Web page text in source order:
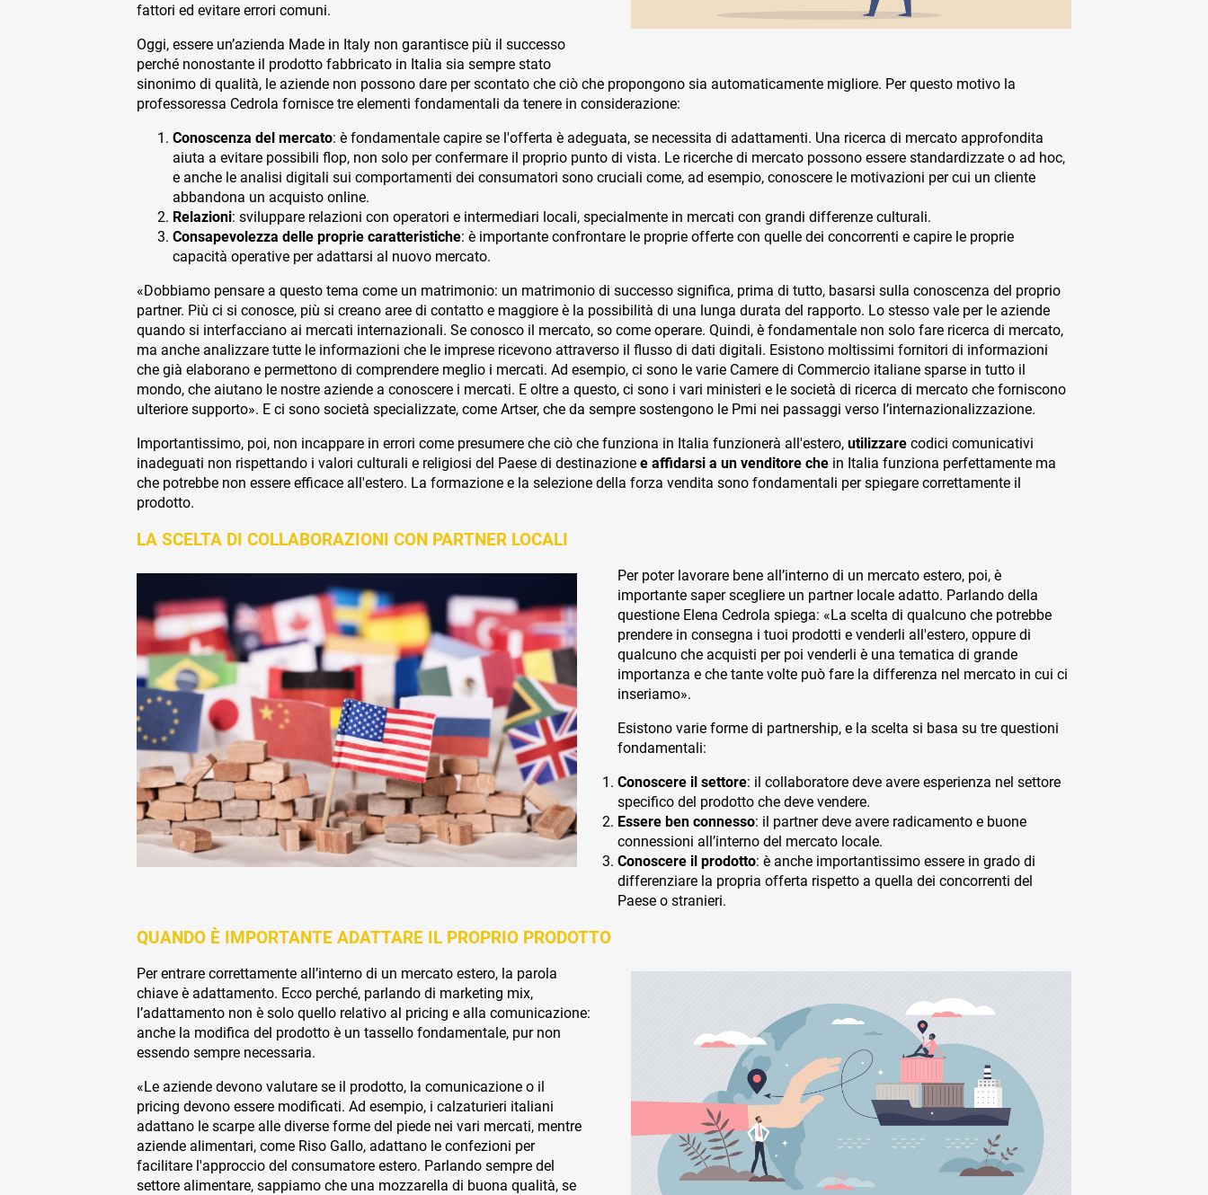
fattori ed evitare errori comuni.
Oggi, essere un’azienda Made in Italy non garantisce più il successo
perché nonostante il prodotto fabbricato in Italia sia sempre stato
sinonimo di qualità, le aziende non possono dare per scontato che ciò che propongono sia automaticamente migliore. Per questo motivo la
professoressa Cedrola fornisce tre elementi fondamentali da tenere in considerazione:
Conoscenza del mercato: è fondamentale capire se l'offerta è adeguata, se necessita di adattamenti. Una ricerca di mercato approfondita
aiuta a evitare possibili flop, non solo per confermare il proprio punto di vista. Le ricerche di mercato possono essere standardizzate o ad hoc,
e anche le analisi digitali sui comportamenti dei consumatori sono cruciali come, ad esempio, conoscere le motivazioni per cui un cliente
abbandona un acquisto online.
Relazioni: sviluppare relazioni con operatori e intermediari locali, specialmente in mercati con grandi differenze culturali.
Consapevolezza delle proprie caratteristiche: è importante confrontare le proprie offerte con quelle dei concorrenti e capire le proprie
capacità operative per adattarsi al nuovo mercato.
«Dobbiamo pensare a questo tema come un matrimonio: un matrimonio di successo significa, prima di tutto, basarsi sulla conoscenza del proprio
partner. Più ci si conosce, più si creano aree di contatto e maggiore è la possibilità di una lunga durata del rapporto. Lo stesso vale per le aziende
quando si interfacciano ai mercati internazionali. Se conosco il mercato, so come operare. Quindi, è fondamentale non solo fare ricerca di mercato,
ma anche analizzare tutte le informazioni che le imprese ricevono attraverso il flusso di dati digitali. Esistono moltissimi fornitori di informazioni
che già elaborano e permettono di comprendere meglio i mercati. Ad esempio, ci sono le varie Camere di Commercio italiane sparse in tutto il
mondo, che aiutano le nostre aziende a conoscere i mercati. E oltre a questo, ci sono i vari ministeri e le società di ricerca di mercato che forniscono
ulteriore supporto». E ci sono società specializzate, come Artser, che da sempre sostengono le Pmi nei passaggi verso l’internazionalizzazione.
Importantissimo, poi, non incappare in errori come presumere che ciò che funziona in Italia funzionerà all'estero, utilizzare codici comunicativi
inadeguati non rispettando i valori culturali e religiosi del Paese di destinazione e affidarsi a un venditore che in Italia funziona perfettamente ma
che potrebbe non essere efficace all'estero. La formazione e la selezione della forza vendita sono fondamentali per spiegare correttamente il
prodotto.
LA SCELTA DI COLLABORAZIONI CON PARTNER LOCALI
Per poter lavorare bene all’interno di un mercato estero, poi, è
importante saper scegliere un partner locale adatto. Parlando della
questione Elena Cedrola spiega: «La scelta di qualcuno che potrebbe
prendere in consegna i tuoi prodotti e venderli all'estero, oppure di
qualcuno che acquisti per poi venderli è una tematica di grande
importanza e che tante volte può fare la differenza nel mercato in cui ci
inseriamo».
Esistono varie forme di partnership, e la scelta si basa su tre questioni
fondamentali:
Conoscere il settore: il collaboratore deve avere esperienza nel settore
specifico del prodotto che deve vendere.
Essere ben connesso: il partner deve avere radicamento e buone
connessioni all’interno del mercato locale.
Conoscere il prodotto: è anche importantissimo essere in grado di
differenziare la propria offerta rispetto a quella dei concorrenti del
Paese o stranieri.
QUANDO È IMPORTANTE ADATTARE IL PROPRIO PRODOTTO
Per entrare correttamente all’interno di un mercato estero, la parola
chiave è adattamento. Ecco perché, parlando di marketing mix,
l’adattamento non è solo quello relativo al pricing e alla comunicazione:
anche la modifica del prodotto è un tassello fondamentale, pur non
essendo sempre necessaria.
«Le aziende devono valutare se il prodotto, la comunicazione o il
pricing devono essere modificati. Ad esempio, i calzaturieri italiani
adattano le scarpe alle diverse forme del piede nei vari mercati, mentre
aziende alimentari, come Riso Gallo, adattano le confezioni per
facilitare l'approccio del consumatore estero. Parlando sempre del
settore alimentare, sappiamo che una mozzarella di buona qualità, se